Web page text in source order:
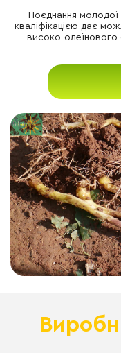
Поєднання
кваліфікацією дає
високо-олеїнового